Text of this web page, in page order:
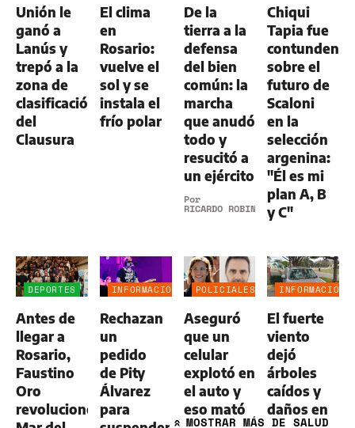
Unión le
ganó a
Lanús y
trepó a la
zona de
clasificación
del
Clausura
El clima
en
Rosario:
vuelve el
sol y se
instala el
frío polar
De la
tierra a la
defensa
del bien
común: la
marcha
que anudó
todo y
resucitó a
un ejército
Por
RICARDO ROBINS
Chiqui
Tapia fue
contundente
sobre el
futuro de
Scaloni
en la
selección
argenina:
"Él es mi
plan A, B
y C"
DEPORTES
Antes de
llegar a
Rosario,
Faustino
Oro
revolucionó
INFORMACIÓN
Rechazan
un
pedido
de Pity
Álvarez
para
POLICIALES
Aseguró
que un
celular
explotó en
el auto y
eso mató
INFORMACIÓN
El fuerte
viento
dejó
árboles
caídos y
daños en
» MOSTRAR MÁS DE SALUD